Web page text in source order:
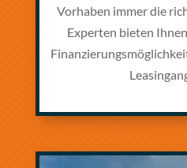
Vorhaben immer die
Experten bieten